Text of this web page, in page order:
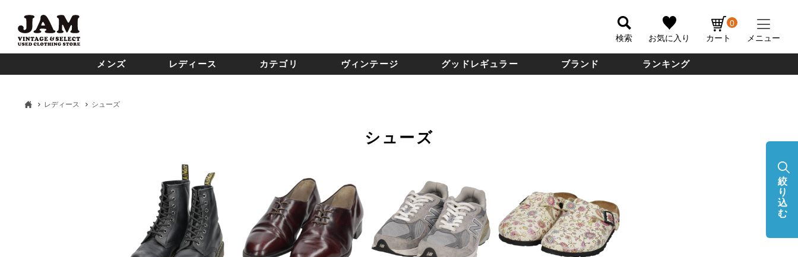
検索 お気に入り カート
0
メニュー
メンズ レディース カテゴリ ヴィンテージ グッドレギュラー ブランド ランキング
レディース シューズ
シューズ
絞
り
込
む